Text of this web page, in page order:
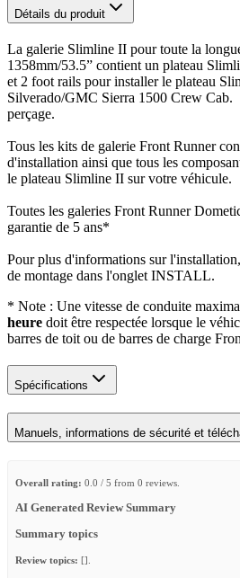
Détails du produit
La galerie Slimline II pour toute la
1358mm/53.5” contient un plateau
et 2 foot rails pour installer le plateau
Silverado/GMC Sierra 1500 Crew Cab.
perçage.
Tous les kits de galerie Front Runner
d'installation ainsi que tous les
le plateau Slimline II sur votre véhicule.
Toutes les galeries Front Runner
garantie de 5 ans*
Pour plus d'informations sur
de montage dans l'onglet INSTALL.
* Note : Une vitesse de conduite
heure doit être respectée lorsque le
barres de toit ou de barres de charge
Spécifications
Manuels, informations de sécurité et
Overall rating: 0.0 / 5 from 0 reviews.
AI Generated Review Summary
Summary topics
Review topics: [].